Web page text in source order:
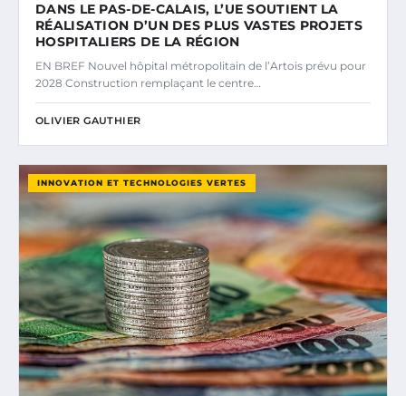
DANS LE PAS-DE-CALAIS, L’UE SOUTIENT LA
RÉALISATION D’UN DES PLUS VASTES PROJETS
HOSPITALIERS DE LA RÉGION
EN BREF Nouvel hôpital métropolitain de l’Artois prévu pour
2028 Construction remplaçant le centre…
OLIVIER GAUTHIER
INNOVATION ET TECHNOLOGIES VERTES